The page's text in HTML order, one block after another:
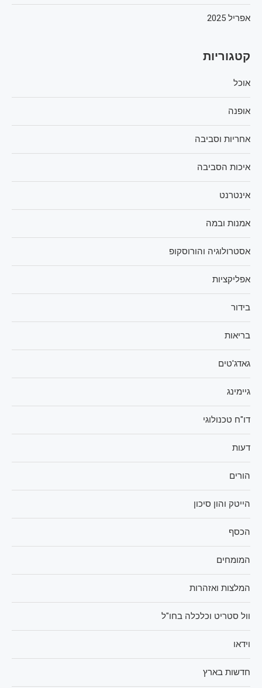
אפריל 2025
קטגוריות
אוכל
אופנה
אחריות וסביבה
איכות הסביבה
אינטרנט
אמנות ובמה
אסטרולוגיה והורוסקופ
אפליקציות
בידור
בריאות
גאדג'טים
גיימינג
דו"ח טכנולוגי
דעות
הורים
הייטק והון סיכון
הכסף
המומחים
המלצות ואזהרות
וול סטריט וכלכלה בחו"ל
וידאו
חדשות בארץ